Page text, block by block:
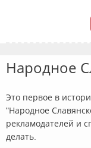
Народное
Это первое в
"Народное
рекламодателей и
делать.